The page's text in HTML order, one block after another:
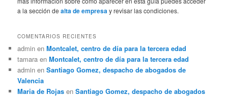
a la sección dealta de empresay revisar las condiciones.
COMENTARIOS RECIENTES
admin enMontcalet, centro de día para la tercera edad
tamara enMontcalet, centro de día para la tercera edad
admin enSantiago Gomez, despacho de abogados de
Valencia
Maria de Rojas enSantiago Gomez, despacho de abogados